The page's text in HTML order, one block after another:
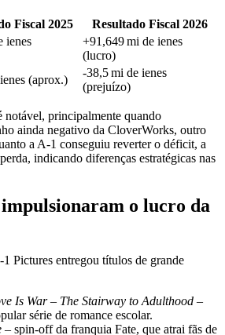
Fiscal 2025
Resultado Fiscal 2026
ienes
+91,649 mi de ienes
(lucro)
(aprox.)
‑38,5 mi de ienes
(prejuízo)
notável, principalmente quando
ainda negativo da CloverWorks, outro
a A-1 conseguiu reverter o déficit, a
indicando diferenças estratégicas nas
o lucro da
Pictures entregou títulos de grande
Is War – The Stairway to Adulthood –
série de romance escolar.
– spin‑off da franquia Fate, que atrai fãs de